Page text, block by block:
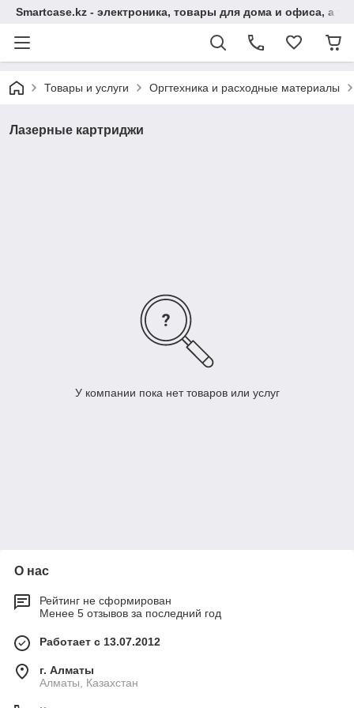
Smartcase.kz - электроника, товары для дома и офиса, а
Товары и услуги Оргтехника и расходные материалы
Лазерные картриджи
У компании пока нет товаров или услуг
О нас
Рейтинг не сформирован
Менее 5 отзывов за последний год
Работает с 13.07.2012
г. Алматы
Алматы, Казахстан